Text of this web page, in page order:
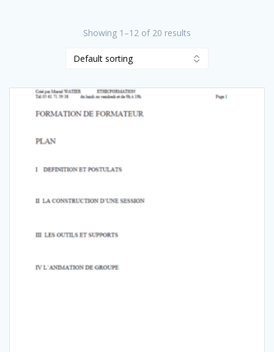
Showing 1–12 of 20 results